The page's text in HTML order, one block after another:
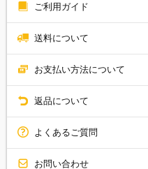
ご利用ガイド
送料について
お支払い方法について
返品について
よくあるご質問
お問い合わせ